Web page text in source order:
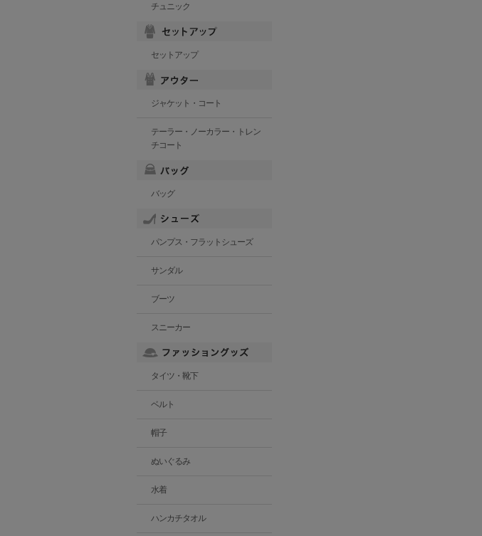
チュニック
セットアップ
ジャケット・コート
テーラー・ノーカラー・トレン
チコート
バッグ
パンプス・フラットシューズ
サンダル
ブーツ
スニーカー
タイツ・靴下
ベルト
帽子
ぬいぐるみ
水着
ハンカチタオル